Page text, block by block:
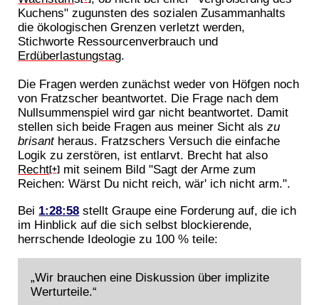
Kuchens" zugunsten des sozialen Zusammanhalts
die ökologischen Grenzen verletzt werden,
Stichworte Ressourcenverbrauch und
Erdüberlastungstag.
Die Fragen werden zunächst weder von Höfgen noch
von Fratzscher beantwortet. Die Frage nach dem
Nullsummenspiel wird gar nicht beantwortet. Damit
stellen sich beide Fragen aus meiner Sicht alszu
brisantheraus. Fratzschers Versuch die einfache
Logik zu zerstören, ist entlarvt. Brecht hat also
Recht[+] mit seinem Bild "Sagt der Arme zum
Reichen: Wärst Du nicht reich, wär' ich nicht arm.".
Bei 1:28:58 stellt Graupe eine Forderung auf, die ich
im Hinblick auf die sich selbst blockierende,
herrschende Ideologie zu 100 % teile:
„Wir brauchen eine Diskussion über implizite
Werturteile.“